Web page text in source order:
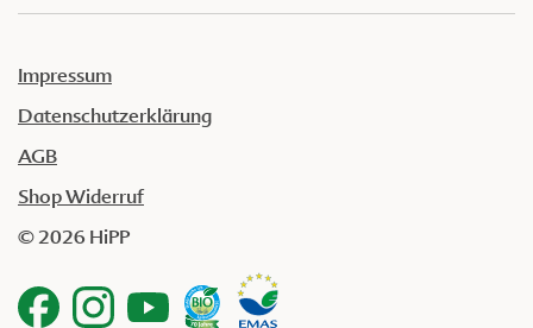
Impressum
Datenschutzerklärung
AGB
Shop Widerruf
© 2026 HiPP